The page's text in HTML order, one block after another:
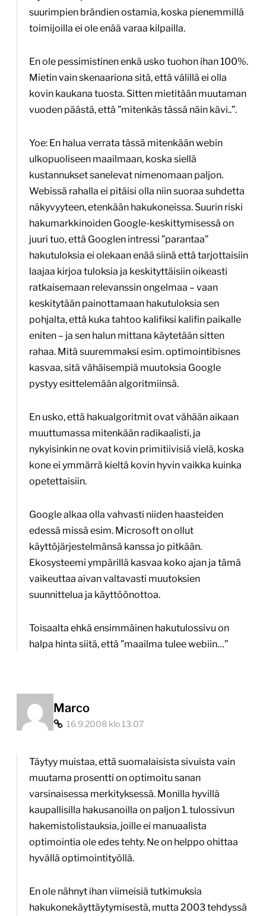
suurimpien brändien ostamia, koska pienemmillä
toimijoilla ei ole enää varaa kilpailla.
En ole pessimistinen enkä usko tuohon ihan 100%.
Mietin vain skenaariona sitä, että välillä ei olla
kovin kaukana tuosta. Sitten mietitään muutaman
vuoden päästä, että ”mitenkäs tässä näin kävi..”.
Yoe: En halua verrata tässä mitenkään webin
ulkopuoliseen maailmaan, koska siellä
kustannukset sanelevat nimenomaan paljon.
Webissä rahalla ei pitäisi olla niin suoraa suhdetta
näkyvyyteen, etenkään hakukoneissa. Suurin riski
hakumarkkinoiden Google-keskittymisessä on
juuri tuo, että Googlen intressi ”parantaa”
hakutuloksia ei olekaan enää siinä että tarjottaisiin
laajaa kirjoa tuloksia ja keskityttäisiin oikeasti
ratkaisemaan relevanssin ongelmaa – vaan
keskitytään painottamaan hakutuloksia sen
pohjalta, että kuka tahtoo kalifiksi kalifin paikalle
eniten – ja sen halun mittana käytetään sitten
rahaa. Mitä suuremmaksi esim. optimointibisnes
kasvaa, sitä vähäisempiä muutoksia Google
pystyy esittelemään algoritmiinsä.
En usko, että hakualgoritmit ovat vähään aikaan
muuttumassa mitenkään radikaalisti, ja
nykyisinkin ne ovat kovin primitiivisiä vielä, koska
kone ei ymmärrä kieltä kovin hyvin vaikka kuinka
opetettaisiin.
Google alkaa olla vahvasti niiden haasteiden
edessä missä esim. Microsoft on ollut
käyttöjärjestelmänsä kanssa jo pitkään.
Ekosysteemi ympärillä kasvaa koko ajan ja tämä
vaikeuttaa aivan valtavasti muutoksien
suunnittelua ja käyttöönottoa.
Toisaalta ehkä ensimmäinen hakutulossivu on
halpa hinta siitä, että ”maailma tulee webiin…”
Marco
16.9.2008 klo 13.07
Täytyy muistaa, että suomalaisista sivuista vain
muutama prosentti on optimoitu sanan
varsinaisessa merkityksessä. Monilla hyvillä
kaupallisilla hakusanoilla on paljon 1. tulossivun
hakemistolistauksia, joille ei manuaalista
optimointia ole edes tehty. Ne on helppo ohittaa
hyvällä optimointityöllä.
En ole nähnyt ihan viimeisiä tutkimuksia
hakukonekäyttäytymisestä, mutta 2003 tehdyssä